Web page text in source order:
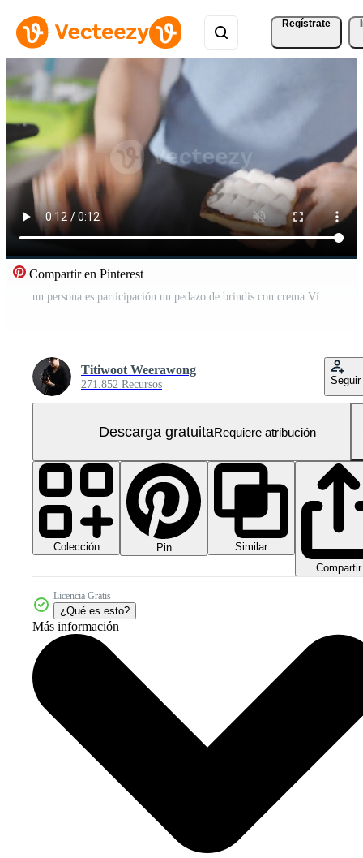
Regístrate
Compartir en Pinterest
un persona es participación un pedazo de brindis con crema Vídeo Gratis
Titiwoot Weerawong
271.852 Recursos Seguir
Descarga gratuitaRequiere atribución
Colección Pin
Similar
Compartir
Licencia Gratis
¿Qué es esto?
Más información